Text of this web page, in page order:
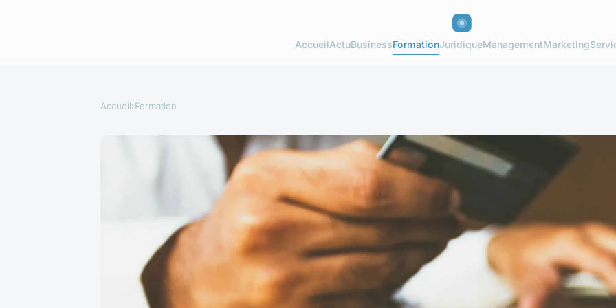
AccueilActuBusinessFormationJuridiqueManagementMarketing
Accueil›Formation